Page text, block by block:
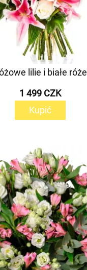
lilie i białe róże
1 499 CZK
Kupić